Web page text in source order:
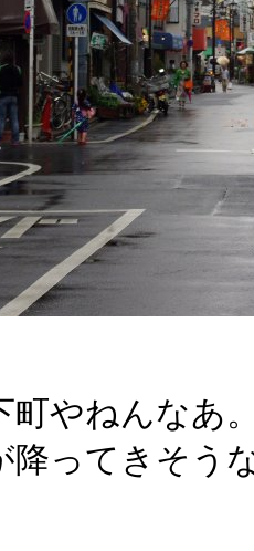
やねんなあ
降ってきそう